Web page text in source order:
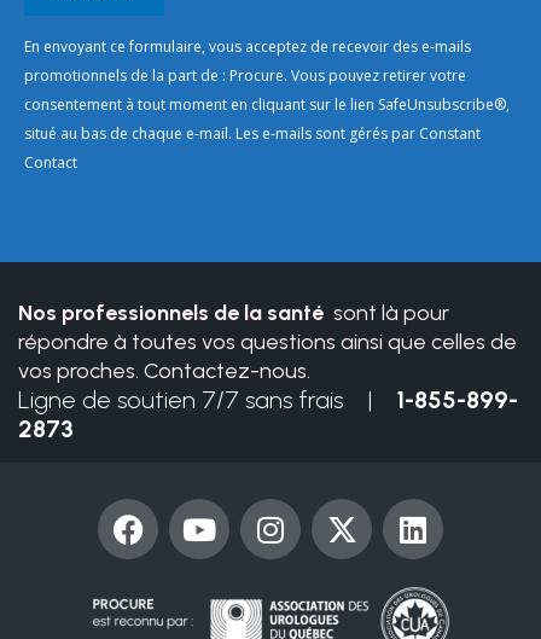
Constant
Contact
Use.
Please
leave
En envoyant ce formulaire, vous acceptez de recevoir des e-mails
promotionnels de la part de : Procure. Vous pouvez retirer votre
consentement à tout moment en cliquant sur le lien SafeUnsubscribe®,
situé au bas de chaque e-mail. Les e-mails sont gérés par Constant
Contact
Nos professionnels de la santé sont là pour
répondre à toutes vos questions ainsi que celles de
vos proches. Contactez-nous.
Ligne de soutien 7/7 sans frais | 1-855-899-
2873
F
a
e
Y
o
I
n
t
X
-
w
L
i
k